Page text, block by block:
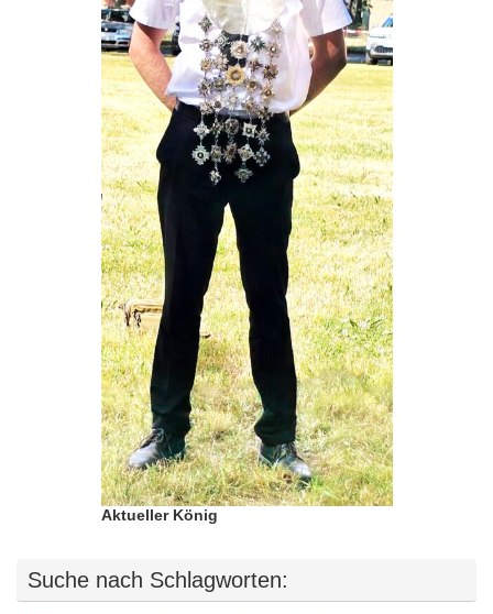
Aktueller König
Suche nach Schlagworten: